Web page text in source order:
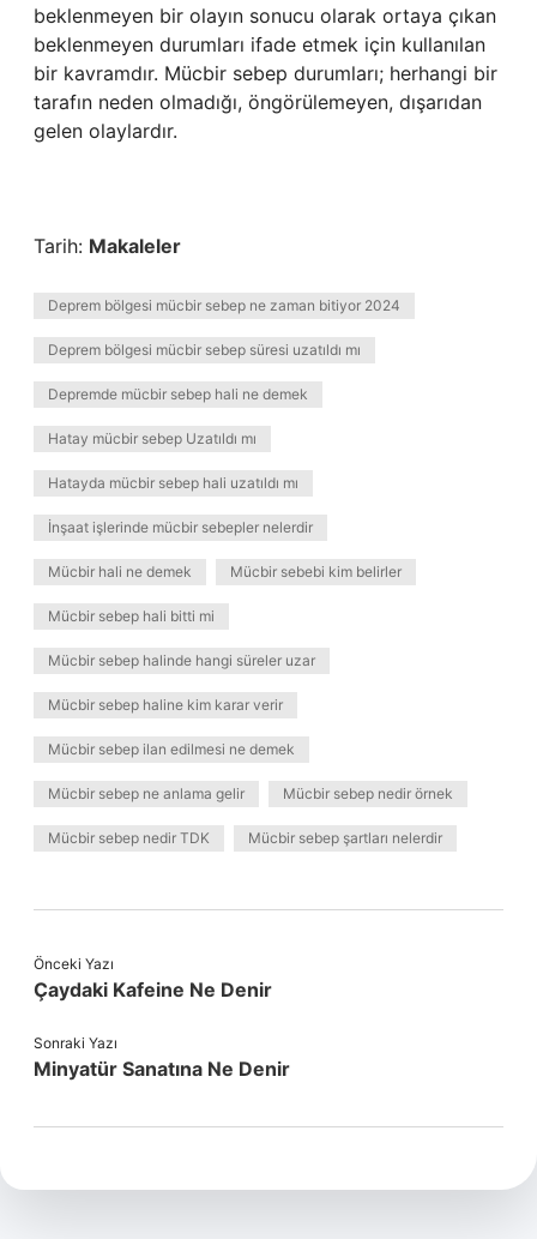
beklenmeyen bir olayın sonucu olarak ortaya çıkan
beklenmeyen durumları ifade etmek için kullanılan
bir kavramdır. Mücbir sebep durumları; herhangi bir
tarafın neden olmadığı, öngörülemeyen, dışarıdan
gelen olaylardır.
Tarih: Makaleler
Deprem bölgesi mücbir sebep ne zaman bitiyor 2024
Deprem bölgesi mücbir sebep süresi uzatıldı mı
Depremde mücbir sebep hali ne demek
Hatay mücbir sebep Uzatıldı mı
Hatayda mücbir sebep hali uzatıldı mı
İnşaat işlerinde mücbir sebepler nelerdir
Mücbir hali ne demek Mücbir sebebi kim belirler
Mücbir sebep hali bitti mi
Mücbir sebep halinde hangi süreler uzar
Mücbir sebep haline kim karar verir
Mücbir sebep ilan edilmesi ne demek
Mücbir sebep ne anlama gelir Mücbir sebep nedir örnek
Mücbir sebep nedir TDK Mücbir sebep şartları nelerdir
Önceki Yazı
Çaydaki Kafeine Ne Denir
Sonraki Yazı
Minyatür Sanatına Ne Denir